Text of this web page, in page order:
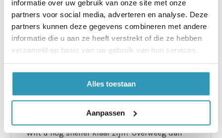
informatie over uw gebruik van onze site met onze
partners voor social media, adverteren en analyse. Deze
partners kunnen deze gegevens combineren met andere
informatie die u aan ze heeft verstrekt of die ze hebben
verzameld op basis van uw gebruik van hun services.
Alles toestaan
Aanpassen
Voor een strakke afwerking in hoeken of langs
randen kunt u een stanleymes en een meetlat
gebruiken. Snijd zorgvuldig om een nette
aansluiting te garanderen.
luchtkwaliteit kan verbeteren? Vloeistofdichte
matten kunnen helpen bij het verminderen van
stofdeeltjes en allergenen, wat een gezondere
Wilt u nog sneller klaar zijn? Overweeg dan